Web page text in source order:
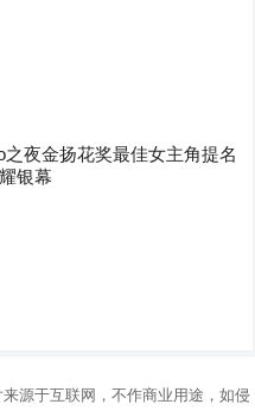
之夜金扬花奖最佳女主角提名
银幕
源于互联网，不作商业用途，如侵